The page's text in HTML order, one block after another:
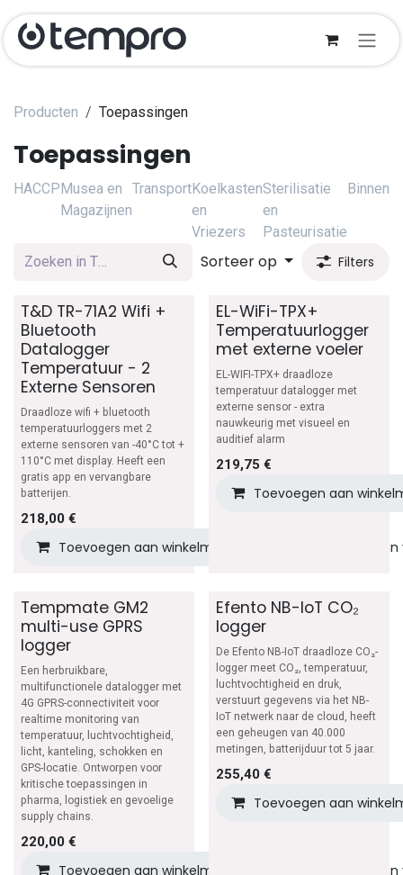
Overslaan naar inhoud
Producten Toepassingen
Toepassingen
HACCPMusea en
Magazijnen
TransportKoelkasten
en
Vriezers
Sterilisatie
en
Pasteurisatie
Sorteer op Filters
T&D TR-71A2 Wifi +
Bluetooth
Datalogger
Temperatuur - 2
Externe Sensoren
Draadloze wifi + bluetooth
temperatuurloggers met 2
externe sensoren van -40°C tot +
110°C met display. Heeft een
gratis app en vervangbare
batterijen.
218,00 €
Toevoegen aan winkelmandje Toevoegen
EL-WiFi-TPX+
Temperatuurlogger
met externe voeler
EL-WIFI-TPX+ draadloze
temperatuur datalogger met
externe sensor - extra
nauwkeurig met visueel en
auditief alarm
219,75 €
Toevoegen aan
Tempmate GM2
multi-use GPRS
logger
Een herbruikbare,
multifunctionele datalogger met
4G GPRS-connectiviteit voor
realtime monitoring van
temperatuur, luchtvochtigheid,
licht, kanteling, schokken en
GPS-locatie. Ontworpen voor
kritische toepassingen in
pharma, logistiek en gevoelige
supply chains.
220,00 €
Toevoegen aan winkelmandje Toevoegen
Efento NB-IoT CO₂
logger
De Efento NB-IoT draadloze CO₂-
logger meet CO₂, temperatuur,
luchtvochtigheid en druk,
verstuurt gegevens via het NB-
IoT netwerk naar de cloud, heeft
een geheugen van 40.000
metingen, batterijduur tot 5 jaar.
255,40€
Toevoegen aan